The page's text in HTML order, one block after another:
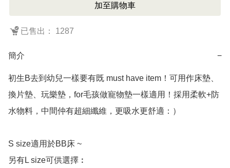
加至購物車
已售出： 1287
簡介 −
初生B去到幼兒一樣要有既 must have item！可用作床墊、
換片墊、玩樂墊，for毛孩做寵物墊一樣適用！採用柔軟+防
水物料，中間仲有超細纖維，更吸水更舒適：）
S size適用於BB床 ~
另有L size可供選擇︰